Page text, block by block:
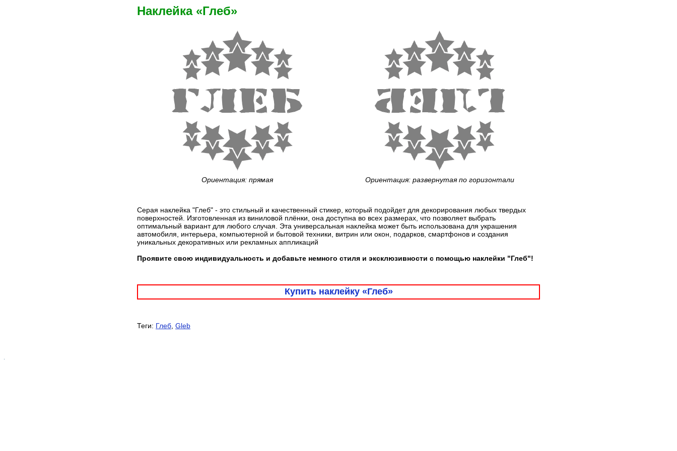
Наклейка «Глеб»
Ориентация: прямая Ориентация: развернутая по горизонтали
Серая наклейка "Глеб" - это стильный и качественный стикер, который подойдет для декорирования любых твердых
поверхностей. Изготовленная из виниловой плёнки, она доступна во всех размерах, что позволяет выбрать
оптимальный вариант для любого случая. Эта универсальная наклейка может быть использована для украшения
автомобиля, интерьера, компьютерной и бытовой техники, витрин или окон, подарков, смартфонов и создания
уникальных декоративных или рекламных аппликаций
Проявите свою индивидуальность и добавьте немного стиля и эксклюзивности с помощью наклейки "Глеб"!
Купить наклейку «Глеб»
Теги: Глеб, Gleb